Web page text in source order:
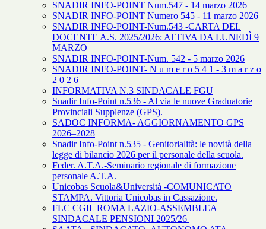
SNADIR INFO-POINT Num.547 - 14 marzo 2026
SNADIR INFO-POINT Numero 545 - 11 marzo 2026
SNADIR INFO-POINT-Num.543 -CARTA DEL
DOCENTE A.S. 2025/2026: ATTIVA DA LUNEDÌ 9
MARZO
SNADIR INFO-POINT-Num. 542 - 5 marzo 2026
SNADIR INFO-POINT- N u m e r o 5 4 1 - 3 m a r z o
2 0 2 6
INFORMATIVA N.3 SINDACALE FGU
Snadir Info-Point n.536 - Al via le nuove Graduatorie
Provinciali Supplenze (GPS).
SADOC INFORMA- AGGIORNAMENTO GPS
2026–2028
Snadir Info-Point n.535 - Genitorialità: le novità della
legge di bilancio 2026 per il personale della scuola.
Feder. A.T.A.-Seminario regionale di formazione
personale A.T.A.
Unicobas Scuola&Università -COMUNICATO
STAMPA. Vittoria Unicobas in Cassazione.
FLC CGIL ROMA LAZIO-ASSEMBLEA
SINDACALE PENSIONI 2025/26